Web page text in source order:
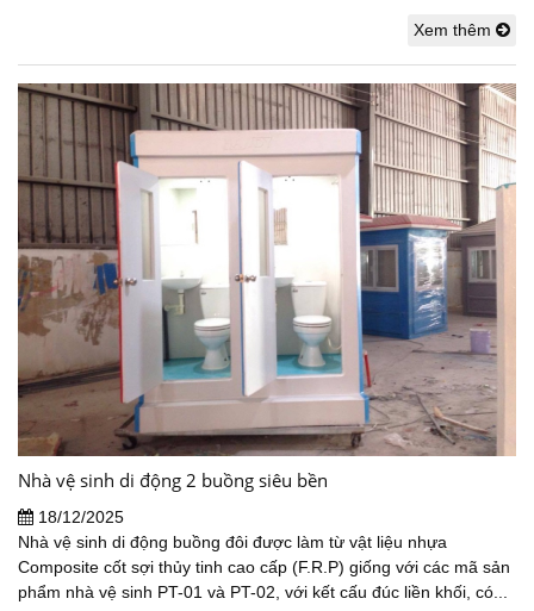
Xem thêm
Nhà vệ sinh di động 2 buồng siêu bền
18/12/2025
Nhà vệ sinh di động buồng đôi được làm từ vật liệu nhựa
Composite cốt sợi thủy tinh cao cấp (F.R.P) giống với các mã sản
phẩm nhà vệ sinh PT-01 và PT-02, với kết cấu đúc liền khối, có...